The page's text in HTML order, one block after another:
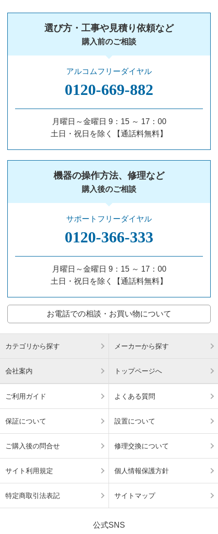
選び方・工事や見積り依頼など
購入前のご相談
アルコムフリーダイヤル
0120‐669‐882
月曜日～金曜日 9：15 ～ 17：00
土日・祝日を除く【通話料無料】
機器の操作方法、修理など
購入後のご相談
サポートフリーダイヤル
0120‐366‐333
月曜日～金曜日 9：15 ～ 17：00
土日・祝日を除く【通話料無料】
お電話での相談・お買い物について
カテゴリから探す メーカーから探す
会社案内 トップページへ
ご利用ガイド よくある質問
保証について 設置について
ご購入後の問合せ 修理交換について
サイト利用規定 個人情報保護方針
特定商取引法表記 サイトマップ
公式SNS